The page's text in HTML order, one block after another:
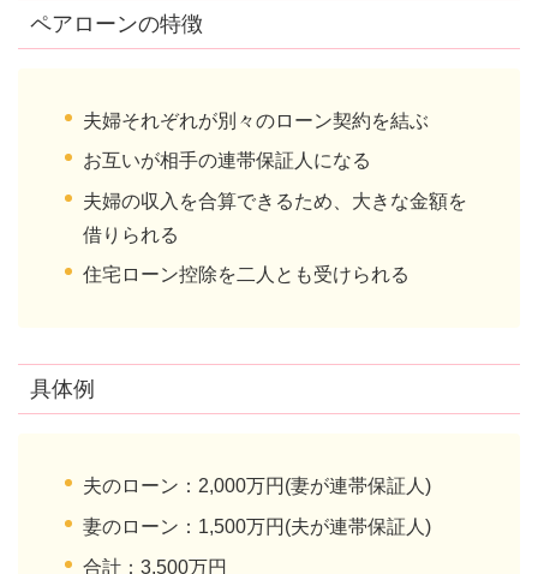
ペアローンの特徴
夫婦それぞれが別々のローン契約を結ぶ
お互いが相手の連帯保証人になる
夫婦の収入を合算できるため、大きな金額を
借りられる
住宅ローン控除を二人とも受けられる
具体例
夫のローン：2,000万円(妻が連帯保証人)
妻のローン：1,500万円(夫が連帯保証人)
合計：3,500万円